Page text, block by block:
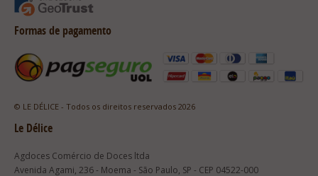
Formas de pagamento
© LE DÉLICE - Todos os direitos reservados 2026
Le Délice
Agdoces Comércio de Doces ltda
Avenida Agami, 236 - Moema - São Paulo, SP - CEP 04522-000